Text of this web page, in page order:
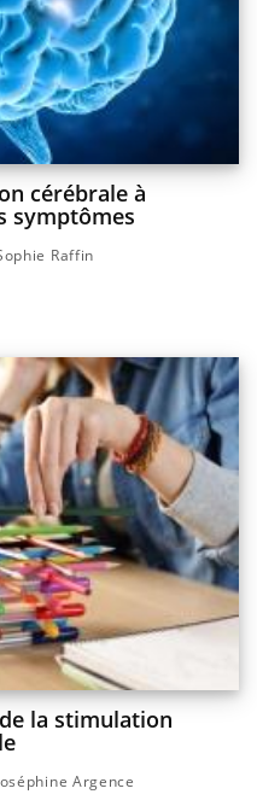
cérébrale à
symptômes
Raffin
la stimulation
Argence